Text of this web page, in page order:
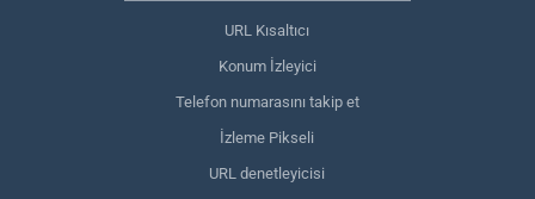
URL Kısaltıcı
Konum İzleyici
Telefon numarasını takip et
İzleme Pikseli
URL denetleyicisi